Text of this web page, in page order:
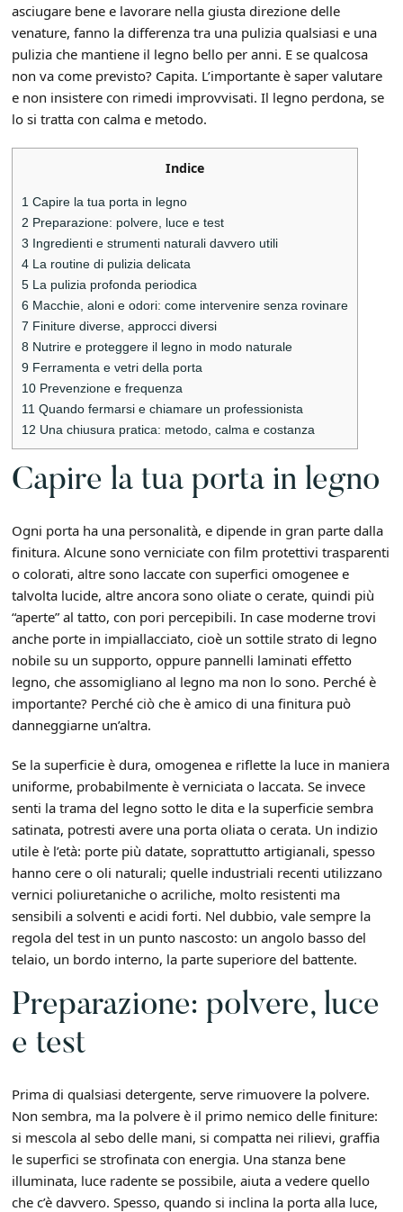
asciugare bene e lavorare nella giusta direzione delle
venature, fanno la differenza tra una pulizia qualsiasi e una
pulizia che mantiene il legno bello per anni. E se qualcosa
non va come previsto? Capita. L’importante è saper valutare
e non insistere con rimedi improvvisati. Il legno perdona, se
lo si tratta con calma e metodo.
Indice
1 Capire la tua porta in legno
2 Preparazione: polvere, luce e test
3 Ingredienti e strumenti naturali davvero utili
4 La routine di pulizia delicata
5 La pulizia profonda periodica
6 Macchie, aloni e odori: come intervenire senza rovinare
7 Finiture diverse, approcci diversi
8 Nutrire e proteggere il legno in modo naturale
9 Ferramenta e vetri della porta
10 Prevenzione e frequenza
11 Quando fermarsi e chiamare un professionista
12 Una chiusura pratica: metodo, calma e costanza
Capire la tua porta in legno
Ogni porta ha una personalità, e dipende in gran parte dalla
finitura. Alcune sono verniciate con film protettivi trasparenti
o colorati, altre sono laccate con superfici omogenee e
talvolta lucide, altre ancora sono oliate o cerate, quindi più
“aperte” al tatto, con pori percepibili. In case moderne trovi
anche porte in impiallacciato, cioè un sottile strato di legno
nobile su un supporto, oppure pannelli laminati effetto
legno, che assomigliano al legno ma non lo sono. Perché è
importante? Perché ciò che è amico di una finitura può
danneggiarne un’altra.
Se la superficie è dura, omogenea e riflette la luce in maniera
uniforme, probabilmente è verniciata o laccata. Se invece
senti la trama del legno sotto le dita e la superficie sembra
satinata, potresti avere una porta oliata o cerata. Un indizio
utile è l’età: porte più datate, soprattutto artigianali, spesso
hanno cere o oli naturali; quelle industriali recenti utilizzano
vernici poliuretaniche o acriliche, molto resistenti ma
sensibili a solventi e acidi forti. Nel dubbio, vale sempre la
regola del test in un punto nascosto: un angolo basso del
telaio, un bordo interno, la parte superiore del battente.
Preparazione: polvere, luce
e test
Prima di qualsiasi detergente, serve rimuovere la polvere.
Non sembra, ma la polvere è il primo nemico delle finiture:
si mescola al sebo delle mani, si compatta nei rilievi, graffia
le superfici se strofinata con energia. Una stanza bene
illuminata, luce radente se possibile, aiuta a vedere quello
che c’è davvero. Spesso, quando si inclina la porta alla luce,